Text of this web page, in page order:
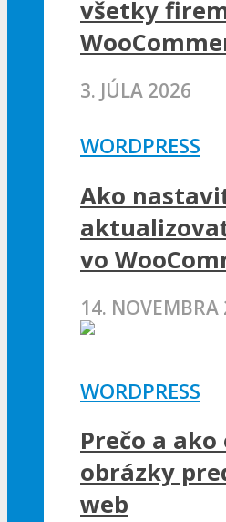
všetky
3. JÚLA 2026
WORDPRESS
Ako
vo
14. NOVEMBRA
WORDPRESS
Prečo a
obrázky
web